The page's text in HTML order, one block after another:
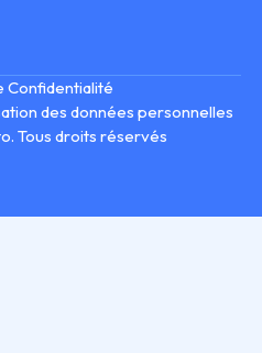
Tous droits réservés
Confidentialité
des données personnelles